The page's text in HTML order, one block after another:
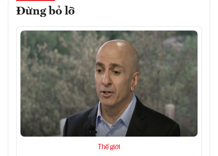
Đừng bỏ lỡ
Thế giới